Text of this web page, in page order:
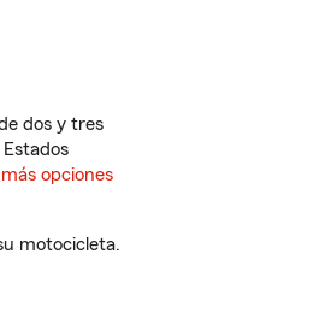
dos y tres
más opciones
motocicleta.